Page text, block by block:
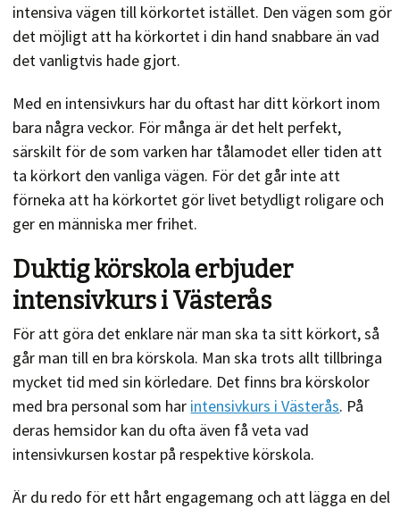
intensiva vägen till körkortet istället. Den vägen som gör
det möjligt att ha körkortet i din hand snabbare än vad
det vanligtvis hade gjort.
Med en intensivkurs har du oftast har ditt körkort inom
bara några veckor. För många är det helt perfekt,
särskilt för de som varken har tålamodet eller tiden att
ta körkort den vanliga vägen. För det går inte att
förneka att ha körkortet gör livet betydligt roligare och
ger en människa mer frihet.
Duktig körskola erbjuder
intensivkurs i Västerås
För att göra det enklare när man ska ta sitt körkort, så
går man till en bra körskola. Man ska trots allt tillbringa
mycket tid med sin körledare. Det finns bra körskolor
med bra personal som har intensivkurs i Västerås. På
deras hemsidor kan du ofta även få veta vad
intensivkursen kostar på respektive körskola.
Är du redo för ett hårt engagemang och att lägga en del